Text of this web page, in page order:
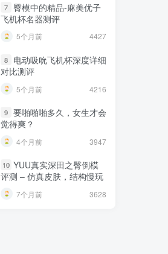
7 臀模中的精品-麻美优子
飞机杯名器测评
5个月前 4427
8
电动吸吮飞机杯深度详细
对比测评
5个月前 4216
9 要啪啪啪多久，女生才会
觉得爽？
4个月前 3947
10 YUU真实深田之臀倒模
评测 – 仿真皮肤，结构慢玩
7个月前 3628